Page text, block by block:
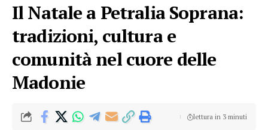
Il Natale a Petralia Soprana:
tradizioni, cultura e
comunità nel cuore delle
Madonie
lettura in 3 minuti